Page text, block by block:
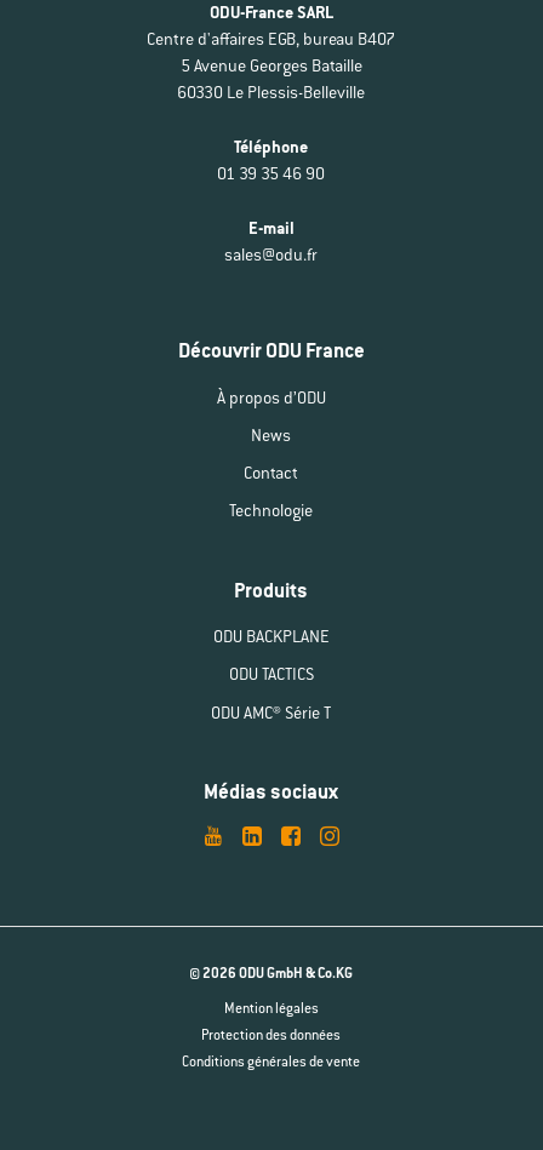
ODU-France SARL
Centre d'affaires EGB, bureau B407
5 Avenue Georges Bataille
60330 Le Plessis-Belleville
Téléphone
01 39 35 46 90
E-mail
sales@odu.fr
Découvrir ODU France
À propos d’ODU
News
Contact
Technologie
Produits
ODU BACKPLANE
ODU TACTICS
ODU AMC® Série T
Médias sociaux
© 2026 ODU GmbH & Co.KG
Mention légales
Protection des données
Conditions générales de vente